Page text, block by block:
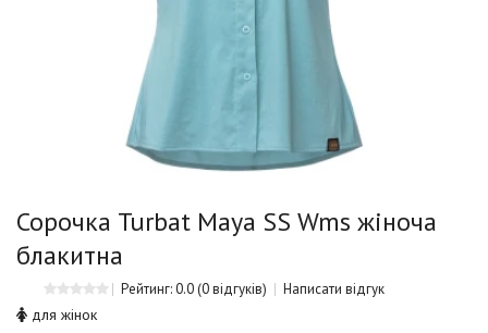
Сорочка Turbat Maya SS Wms жіноча
блакитна
Рейтинг: 0.0(0 відгуків) Написати відгук
для жінок